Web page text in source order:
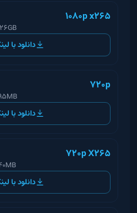
1080p x265
دانلود با
720p
دانلود با
720p X265
دانلود با